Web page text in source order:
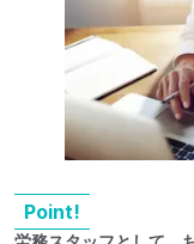
Point!